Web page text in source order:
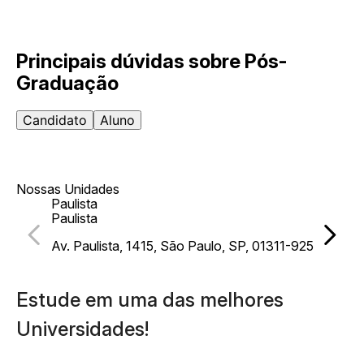
Principais dúvidas sobre Pós-
Graduação
Candidato Aluno
Nossas Unidades
Paulista
Paulista
Av. Paulista, 1415, São Paulo, SP, 01311-925
Estude em uma das melhores
Universidades!